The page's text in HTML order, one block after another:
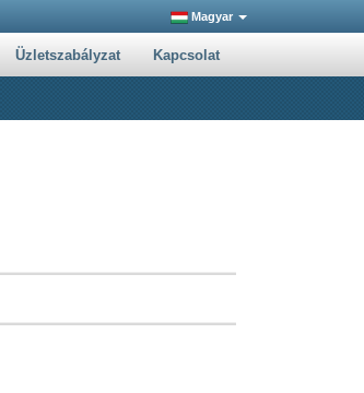
Magyar
Üzletszabályzat Kapcsolat